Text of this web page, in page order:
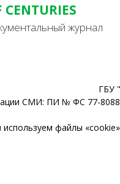
CENTURIES
журнал
ГБУ
СМИ: ПИ № ФС 77-
файлы «cookie»